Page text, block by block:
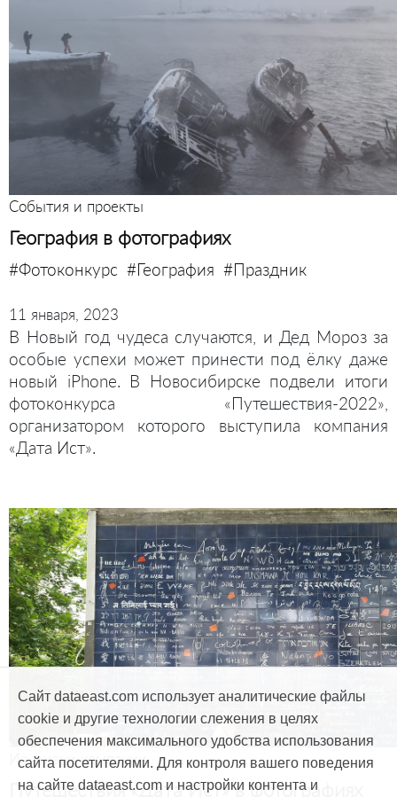
События и проекты
География в фотографиях
#Фотоконкурс #География #Праздник
11 января, 2023
В Новый год чудеса случаются, и Дед Мороз за
особые успехи может принести под ёлку даже
новый iPhone. В Новосибирске подвели итоги
фотоконкурса «Путешествия-2022»,
организатором которого выступила компания
«Дата Ист».
Из жизни компании
Путешествия «Дата Ист» в фотографиях
Сайт dataeast.com использует аналитические файлы
cookie и другие технологии слежения в целях
обеспечения максимального удобства использования
сайта посетителями. Для контроля вашего поведения
на сайте dataeast.com и настройки контента и